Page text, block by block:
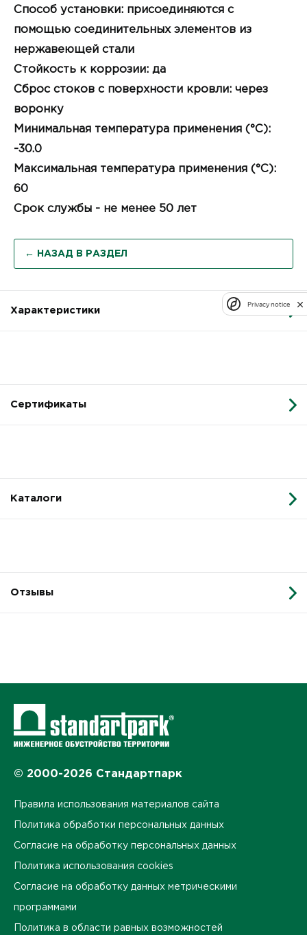
Способ установки: присоединяются с
помощью соединительных элементов из
нержавеющей стали
Стойкость к коррозии: да
Сброс стоков с поверхности кровли: через
воронку
Минимальная температура применения (°C):
-30.0
Максимальная температура применения (°C):
60
Срок службы - не менее 50 лет
← НАЗАД В РАЗДЕЛ
Характеристики
Сертификаты
Каталоги
Отзывы
© 2000-2026 Стандартпарк
Правила использования материалов сайта
Политика обработки персональных данных
Согласие на обработку персональных данных
Политика использования cookies
Согласие на обработку данных метрическими
программами
Политика в области равных возможностей
Privacy notice